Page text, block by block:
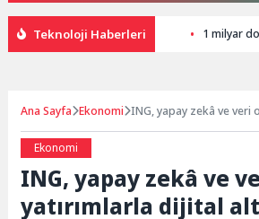
Teknoloji Haberleri 1 milyar
Ana Sayfa Ekonomi ING, yapay zekâ ve veri
Ekonomi
ING, yapay zekâ ve
yatırımlarla dijital